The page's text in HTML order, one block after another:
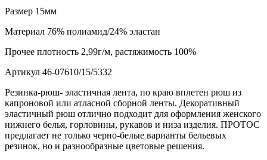
Размер 15мм
Материал 76% полиамид/24% эластан
Прочее плотность 2,99г/м, растяжимость 100%
Артикул 46-07610/15/5332
Резинка-рюш- эластичная лента, по краю вплетен рюш из
капроновой или атласной сборной ленты. Декоративный
эластичный рюш отлично подходит для оформления женского
нижнего белья, горловины, рукавов и низа изделия. ПРОТОС
предлагает не только черно-белые варианты бельевых
резинок, но и разнообразные цветовые решения.